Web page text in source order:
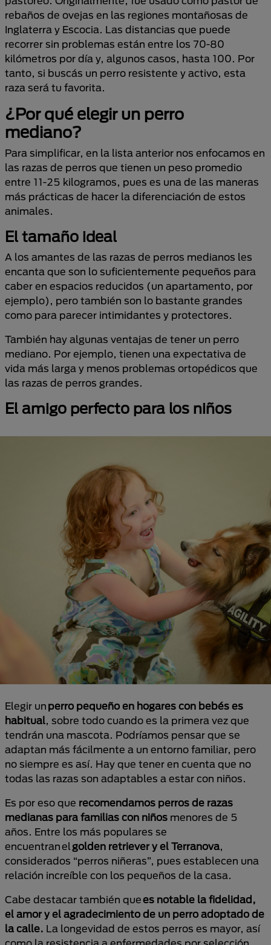
rebaños de ovejas en las regiones montañosas de
Inglaterra y Escocia. Las distancias que puede
recorrer sin problemas están entre los 70-80
kilómetros por día y, algunos casos, hasta 100. Por
tanto, si buscás un perro resistente y activo, esta
raza será tu favorita.
¿Por qué elegir un perro
mediano?
Para simplificar, en la lista anterior nos enfocamos en
las razas de perros que tienen un peso promedio
entre 11-25 kilogramos, pues es una de las maneras
más prácticas de hacer la diferenciación de estos
animales.
El tamaño ideal
A los amantes de las razas de perros medianos les
encanta que son lo suficientemente pequeños para
caber en espacios reducidos (un apartamento, por
ejemplo), pero también son lo bastante grandes
como para parecer intimidantes y protectores.
También hay algunas ventajas de tener un perro
mediano. Por ejemplo, tienen una expectativa de
vida más larga y menos problemas ortopédicos que
las razas de perros grandes.
El amigo perfecto para los niños
Elegir un perro pequeño en hogares con bebés es
habitual, sobre todo cuando es la primera vez que
tendrán una mascota. Podríamos pensar que se
adaptan más fácilmente a un entorno familiar, pero
no siempre es así. Hay que tener en cuenta que no
todas las razas son adaptables a estar con niños.
Es por eso que recomendamos perros de razas
medianas para familias con niños menores de 5
años. Entre los más populares se
encuentran el golden retriever y el Terranova,
considerados “perros niñeras”, pues establecen una
relación increíble con los pequeños de la casa.
Cabe destacar también quees notable la fidelidad,
el amor y el agradecimiento de un perro adoptado de
la calle. La longevidad de estos perros es mayor, así